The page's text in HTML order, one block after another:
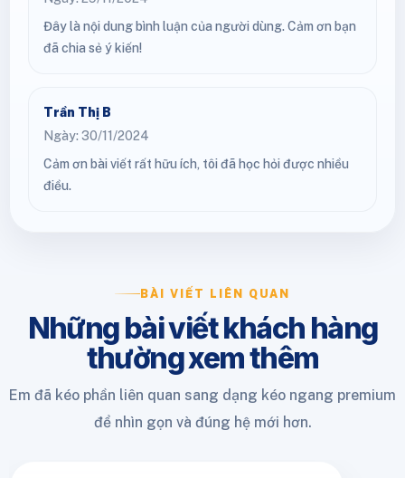
Đây là nội dung bình luận của người dùng. Cảm ơn bạn
đã chia sẻ ý kiến!
Trần Thị B
Ngày: 30/11/2024
Cảm ơn bài viết rất hữu ích, tôi đã học hỏi được nhiều
điều.
BÀI VIẾT LIÊN QUAN
Những bài viết khách hàng
thường xem thêm
Em đã kéo phần liên quan sang dạng kéo ngang premium
để nhìn gọn và đúng hệ mới hơn.